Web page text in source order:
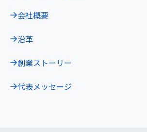
会社概要
沿革
創業ストーリー
代表メッセージ